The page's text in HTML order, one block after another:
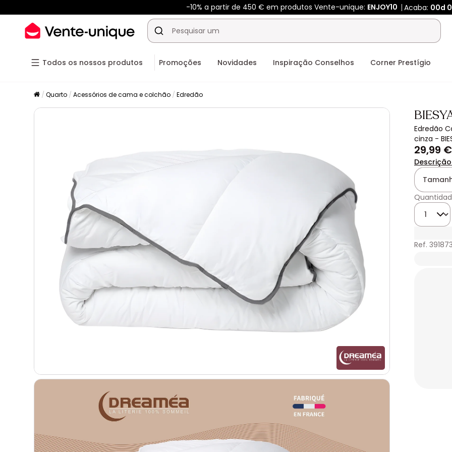
-10% a partir de 450 € em produtos Vente-unique: ENJOY10 Acaba: 00d
Todos os nossos produtos Promoções Novidades Inspiração Conselhos Corner Prestígio
Quarto Acessórios de cama e colchão Edredão
Edredão
cinza -
29,99 €
Descrição
Ref.